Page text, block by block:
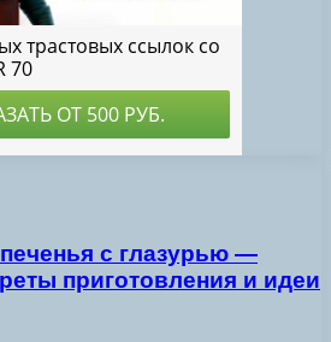
с глазурью —
приготовления и идеи